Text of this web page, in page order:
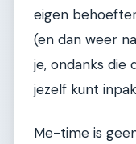
eigen
(en dan weer
je, ondanks die
jezelf kunt
Me-time is